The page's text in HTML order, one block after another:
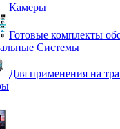
Камеры
Готовые комплекты
Системы
Для применения на